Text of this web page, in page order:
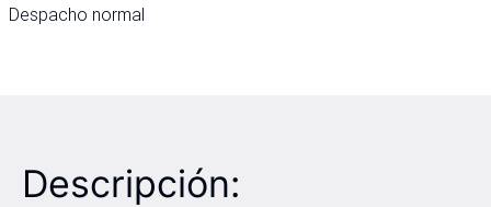
Despacho normal
Descripción: